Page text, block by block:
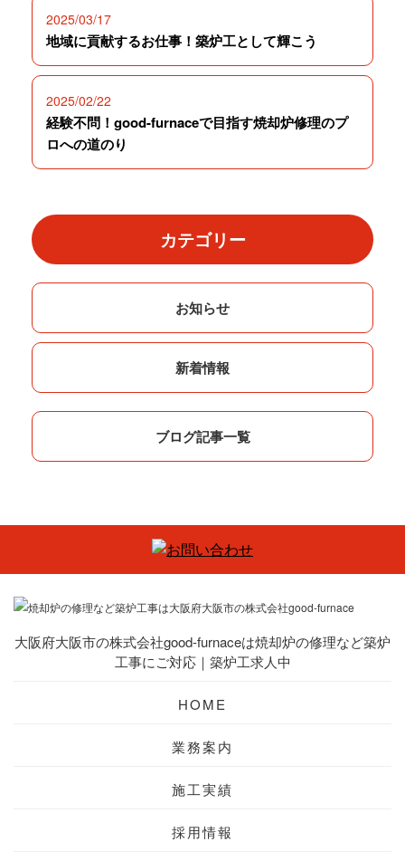
2025/03/17
地域に貢献するお仕事！築炉工として輝こう
2025/02/22
経験不問！good-furnaceで目指す焼却炉修理のプ
ロへの道のり
カテゴリー
お知らせ
新着情報
ブログ記事一覧
大阪府大阪市の株式会社good-furnaceは焼却炉の修理など築炉
工事にご対応｜築炉工求人中
HOME
業務案内
施工実績
採用情報